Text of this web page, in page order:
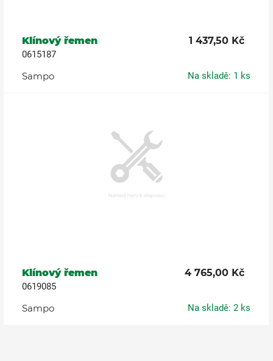
Klínový řemen 1 437,50 Kč
0615187
Sampo Na skladě: 1 ks
Klínový řemen 4 765,00 Kč
0619085
Sampo Na skladě: 2 ks